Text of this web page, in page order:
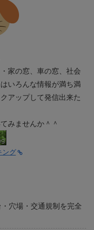
家の窓、車の窓、社会
いろんな情報が満ち満
アップして発信出来た
みませんか＾＾
ング
穴場・交通規制を完全